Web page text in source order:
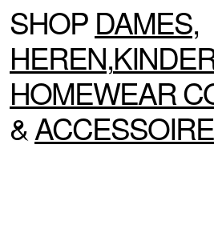
SHOP DAMES,
HEREN,
HOMEWEAR
&